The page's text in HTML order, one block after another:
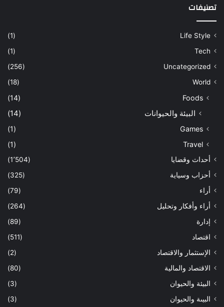
تصنيفات
Life Style
(1)
Tech
(1)
Uncategorized
(256)
World
(18)
Foods
(14)
البيئة والحيوانات (14)
Games
(1)
Travel
(1)
أحداث وقضايا
(1٬504)
أحزاب وسياية
(325)
أراء
(79)
أراء وأفكار وتحليل
(264)
إدارة
(89)
اقتصاد
(511)
الإستثمار والاقتصاد
(2)
الاقتصاد والمالية
(80)
البيئة والحيوان
(3)
البيىة والحيوان
(3)